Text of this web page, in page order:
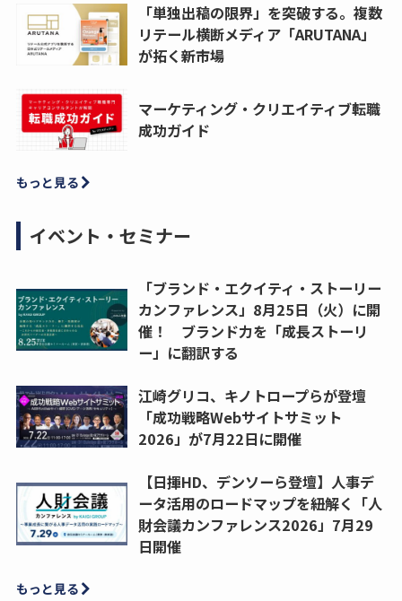
「単独出稿の限界」を突破する。複数
リテール横断メディア「ARUTANA」
が拓く新市場
マーケティング・クリエイティブ転職
成功ガイド
もっと見る
イベント・セミナー
「ブランド・エクイティ・ストーリー
カンファレンス」8月25日（火）に開
催！ ブランド力を「成長ストーリ
ー」に翻訳する
江崎グリコ、キノトロープらが登壇
「成功戦略Webサイトサミット
2026」が7月22日に開催
【日揮HD、デンソーら登壇】人事デ
ータ活用のロードマップを紐解く「人
財会議カンファレンス2026」7月29
日開催
もっと見る